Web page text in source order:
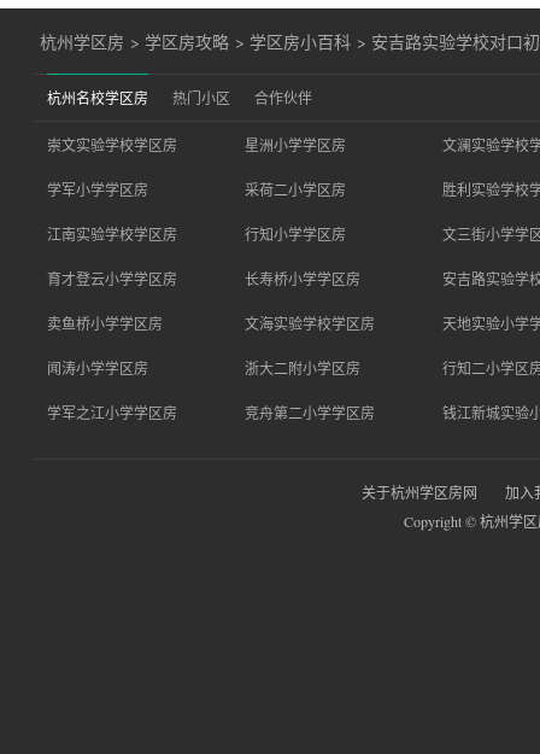
杭州学区房 > 学区房攻略 > 学区房小百科 > 安吉路实验学校对口
杭州名校学区房 热门小区 合作伙伴
崇文实验学校学区房 星洲小学学区房 文澜实验学校
学军小学学区房 采荷二小学区房 胜利实验学校
江南实验学校学区房 行知小学学区房 文三街小学学
育才登云小学学区房 长寿桥小学学区房 安吉路实验学
卖鱼桥小学学区房 文海实验学校学区房 天地实验小学
闻涛小学学区房 浙大二附小学区房 行知二小学区
学军之江小学学区房 竞舟第二小学学区房 钱江新城实验
关于杭州学区房网
加入
Copyright © 杭州学